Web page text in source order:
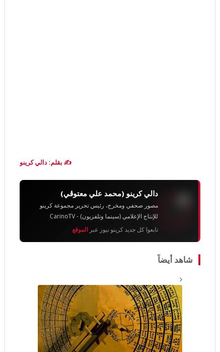
✍️ بقلم: دالي كرينو
دالي كرينو (محمد علي معتوڨي)
مصور صحفي ومخرج، رئيس تحرير مجموعة كرينو
للإنتاج الإعلامي (سينما وتلفزيون) - CarinoTV
تابعوا كل جديد كرينو نيوز عبر الموقع
شاهد أيضاً